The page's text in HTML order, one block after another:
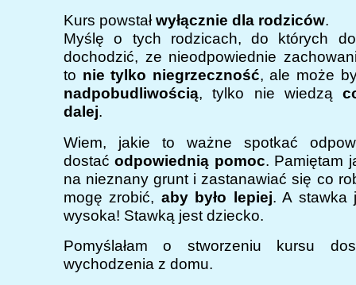
Kurs powstał wyłącznie dla rodziców.
Myślę o tych rodzicach, do których
dochodzić, ze nieodpowiednie
to nie tylko niegrzeczność, ale może
nadpobudliwością, tylko nie wiedzą
dalej.
Wiem, jakie to ważne spotkać
dostaćodpowiednią pomoc. Pamiętam
na nieznany grunt i zastanawiać się co
mogę zrobić, aby było lepiej. A stawka
wysoka! Stawką jest dziecko.
Pomyślałam o stworzeniu kursu
wychodzenia z domu.